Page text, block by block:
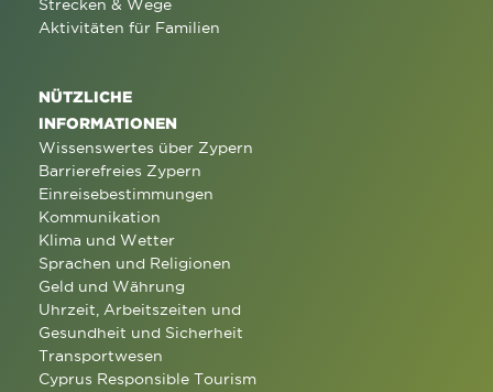
Strecken & Wege
Aktivitäten für Familien
NÜTZLICHE
INFORMATIONEN
Wissenswertes über Zypern
Barrierefreies Zypern
Einreisebestimmungen
Kommunikation
Klima und Wetter
Sprachen und Religionen
Geld und Währung
Uhrzeit, Arbeitszeiten und
Gesundheit und Sicherheit
Transportwesen
Cyprus Responsible Tourism